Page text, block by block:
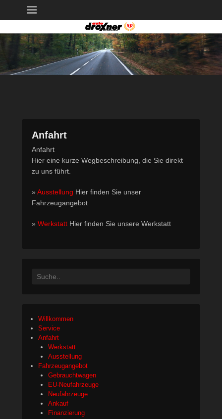
Auto – Droxner
50 Jahre mobile Leidenschaft
Werkstatt: +49 7578 9123 – Ausstellung: +49
7571 621 52
Fahrzeugangebot
Anfahrt
P
o
s
e
d
n
1
Anfahrt
Hier eine kurze Wegbeschreibung, die Sie direkt
zu uns führt.
» Ausstellung Hier finden Sie unser
Fahrzeugangebot
» Werkstatt Hier finden Sie unsere Werkstatt
Search
Willkommen
Service
Anfahrt
Werkstatt
Ausstellung
Fahrzeugangebot
Gebrauchtwagen
EU-Neufahrzeuge
Neufahrzeuge
Ankauf
Finanzierung